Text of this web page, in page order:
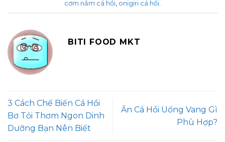
cơm nắm cá hồi, onigiri cá hồi.
BITI FOOD MKT
3 Cách Chế Biến Cá Hồi
Bơ Tỏi Thơm Ngon Dinh
Dưỡng Bạn Nên Biết
Ăn Cá Hồi Uống Vang Gì
Phù Hợp?